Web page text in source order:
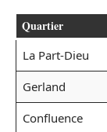
Quartier
La Part-Dieu
Gerland
Confluence